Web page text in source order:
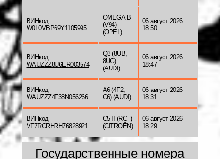
ВИНкод
W0L0VBP69Y1105995
OMEGA B
(V94)
(OPEL )
06 август 2026
18:50
ВИНкод
WAUZZZ8U6ER003574
Q3 (8UB,
8UG)
(AUDI )
06 август 2026
18:47
ВИНкод
WAUZZZ4F38N056266
A6 (4F2,
C6) (AUDI )
06 август 2026
18:31
ВИНкод
VF7RCRHRH76828921
C5 II (RC_)
(CITROËN)
06 август 2026
18:29
Государственные номера